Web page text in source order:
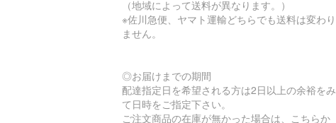
（地域によって送料が異なります。）
※佐川急便、ヤマト運輸どちらでも送料は変わり
ません。
◎お届けまでの期間
配達指定日を希望される方は2日以上の余裕をみ
て日時をご指定下さい。
ご注文商品の在庫が無かった場合は、こちらか